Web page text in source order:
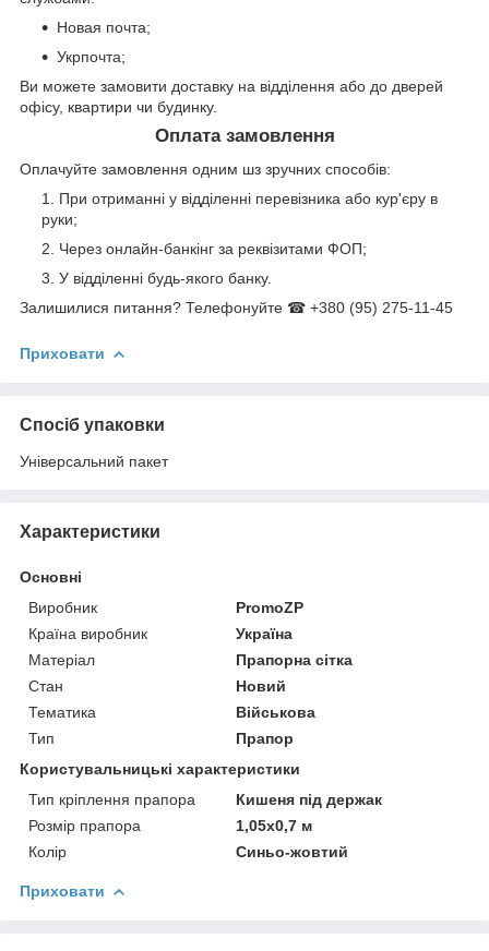
Новая почта;
Укрпочта;
Ви можете замовити доставку на відділення або до дверей
офісу, квартири чи будинку.
Оплата замовлення
Оплачуйте замовлення одним шз зручних способів:
При отриманні у відділенні перевізника або кур'єру в
руки;
Через онлайн-банкінг за реквізитами ФОП;
У відділенні будь-якого банку.
Залишилися питання? Телефонуйте ☎ +380 (95) 275-11-45
Приховати
Спосіб упаковки
Універсальний пакет
Характеристики
Основні
Виробник
PromoZP
Країна виробник
Україна
Матеріал
Прапорна сітка
Стан
Новий
Тематика
Військова
Тип
Прапор
Користувальницькі характеристики
Тип кріплення прапора
Кишеня під держак
Розмір прапора
1,05х0,7 м
Колір
Синьо-жовтий
Приховати